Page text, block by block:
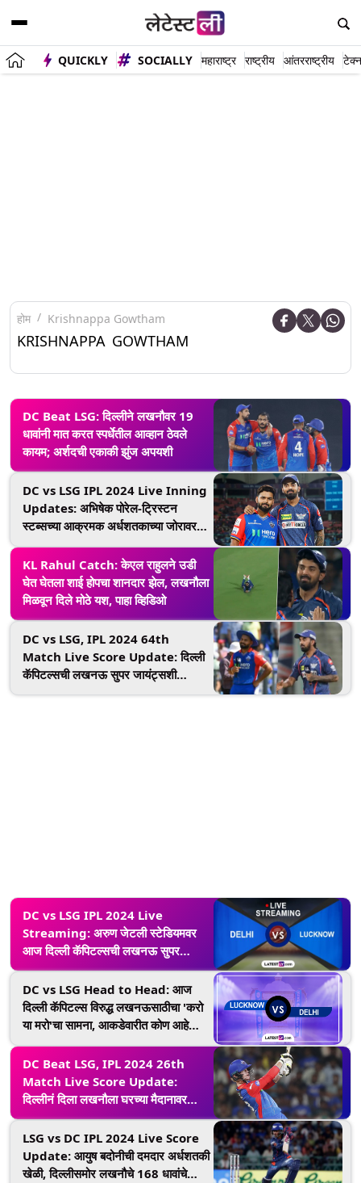
QUICKLY SOCIALLY महाराष्ट्र राष्ट्रीय आंतरराष्ट्रीय
होम Krishnappa Gowtham
KRISHNAPPA GOWTHAM
DC Beat LSG: दिल्लीने लखनौवर 19
धावांनी मात करत स्पर्धेतील आव्हान ठेवले
कायम; अर्शदची एकाकी झुंज अपयशी
DC vs LSG IPL 2024 Live Inning
Updates: अभिषेक पोरेल-ट्रिस्टन
स्टब्सच्या आक्रमक अर्धशतकाच्या जोरावर
दिल्लीचे लखनौसमोर 209 धावांचं लक्ष्य
KL Rahul Catch: केएल राहुलने उडी
घेत घेतला शाई होपचा शानदार झेल, लखनौला
मिळवून दिले मोठे यश, पाहा व्हिडिओ
DC vs LSG, IPL 2024 64th
Match Live Score Update: दिल्ली
कॅपिटल्सची लखनऊ सुपर जायंट्सशी
DC vs LSG IPL 2024 Live
Streaming: अरुण जेटली स्टेडियमवर
आज दिल्ली कॅपिटल्सची लखनऊ सुपर
जायंट्सशी टक्कर, थेट प्रक्षेपण कधी, कुठे
आणि कसे पहायचे ते येथे घ्या जाणून
DC vs LSG Head to Head: आज
दिल्ली कॅपिटल्स विरुद्ध लखनऊसाठीचा 'करो
या मरो'चा सामना, आकडेवारीत कोण आहे
वरचढ; घ्या जाणून
DC Beat LSG, IPL 2024 26th
Match Live Score Update:
दिल्लीनं दिला लखनौला घरच्या मैदानावर
पहिला पराभवाचा धक्का, जेक फ्रेझर-
मॅकगर्कची तुफानी खेळी
LSG vs DC IPL 2024 Live Score
Update: आयुष बदोनीची दमदार अर्धशतकी
खेळी, दिल्लीसमोर लखनौचे 168 धावांचे